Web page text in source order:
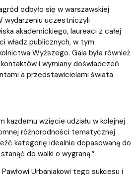
odbyło się w warszawskiej
wydarzeniu uczestniczyli
akademickiego, laureaci z całej
władz publicznych, w tym
Wyższego. Gala była również
i wymiany doświadczeń
a przedstawicielami świata
każdemu wzięcie udziału w kolejnej
różnorodności tematycznej
kategorię idealnie dopasowaną do
do walki o wygraną.”
Urbaniakowi tego sukcesu i